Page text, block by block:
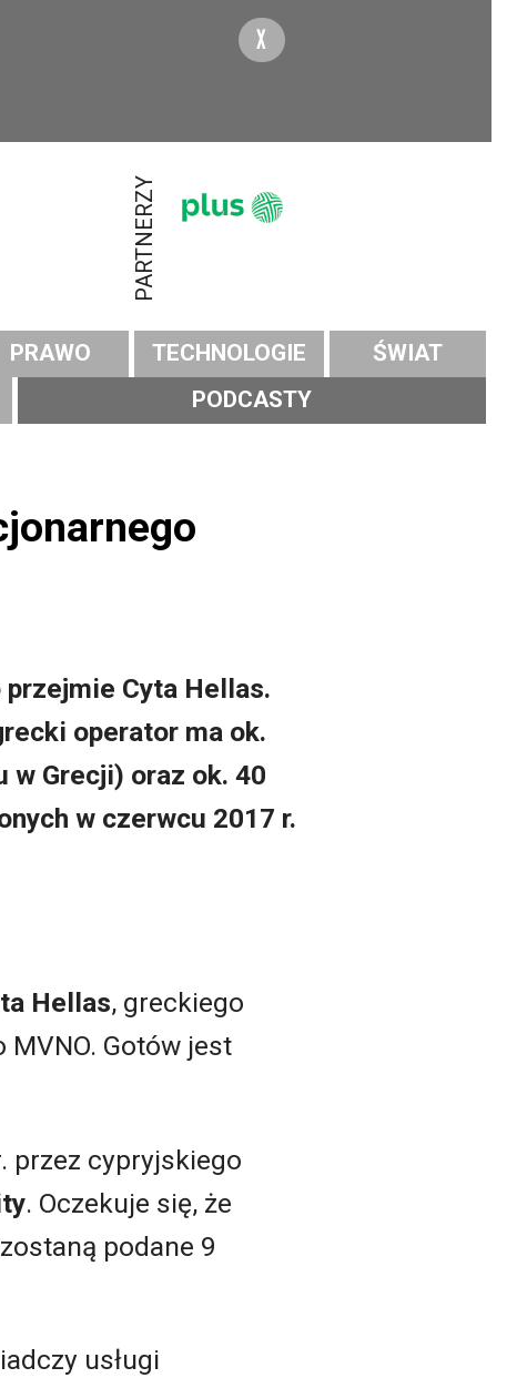
X
PARTNERZY
PRAWO TECHNOLOGIE
ŚWIAT
PODCASTY
Cyta Hellas.
operator ma ok.
w Grecji) oraz ok. 40
w czerwcu 2017 r.
Hellas, greckiego
Gotów jest
przez cypryjskiego
. Oczekuje się, że
podane 9
usługi